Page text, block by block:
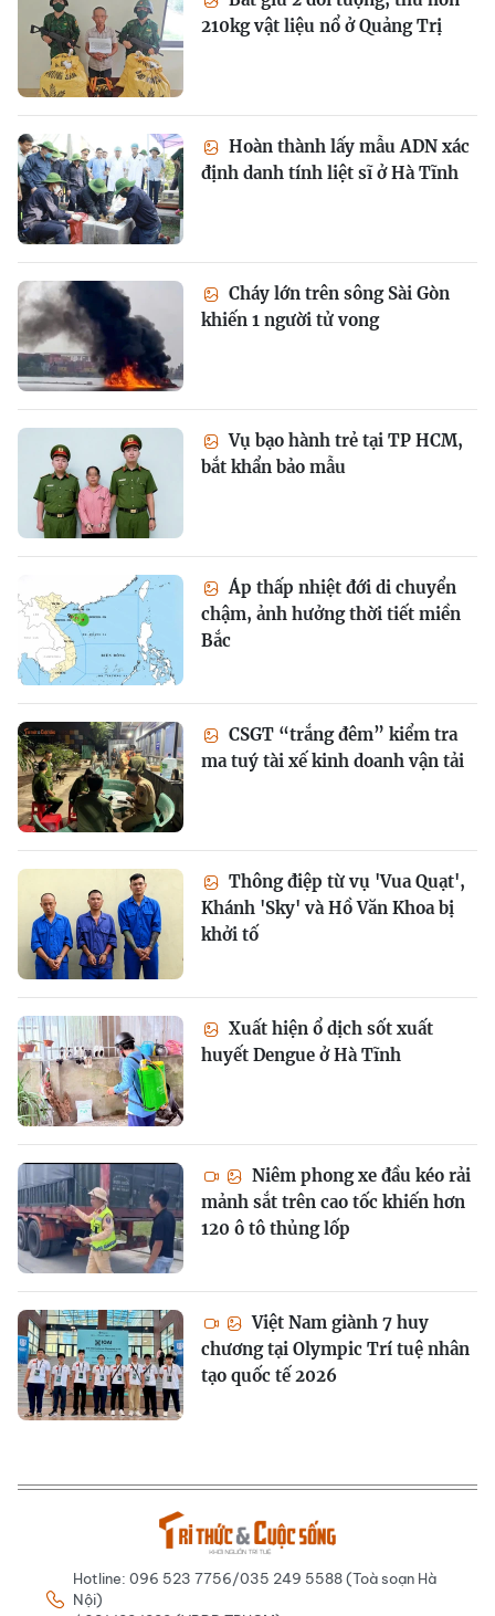
210kg vật liệu nổ ở Quảng Trị
Hoàn thành lấy mẫu ADN xác
định danh tính liệt sĩ ở Hà Tĩnh
Cháy lớn trên sông Sài Gòn
khiến 1 người tử vong
Vụ bạo hành trẻ tại TP HCM,
bắt khẩn bảo mẫu
Áp thấp nhiệt đới di chuyển
chậm, ảnh hưởng thời tiết miền
Bắc
CSGT “trắng đêm” kiểm tra
ma tuý tài xế kinh doanh vận tải
Thông điệp từ vụ 'Vua Quạt',
Khánh 'Sky' và Hồ Văn Khoa bị
khởi tố
Xuất hiện ổ dịch sốt xuất
huyết Dengue ở Hà Tĩnh
Niêm phong xe đầu kéo rải
mảnh sắt trên cao tốc khiến hơn
120 ô tô thủng lốp
Việt Nam giành 7 huy
chương tại Olympic Trí tuệ nhân
tạo quốc tế 2026
Hotline: 096 523 7756/035 249 5588 (Toà soạn Hà
Nội)